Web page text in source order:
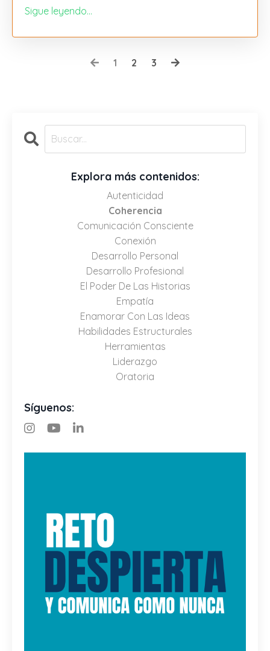
Sigue leyendo...
1 2 3
Explora más contenidos:
Autenticidad
Coherencia
Comunicación Consciente
Conexión
Desarrollo Personal
Desarrollo Profesional
El Poder De Las Historias
Empatía
Enamorar Con Las Ideas
Habilidades Estructurales
Herramientas
Liderazgo
Oratoria
Síguenos: